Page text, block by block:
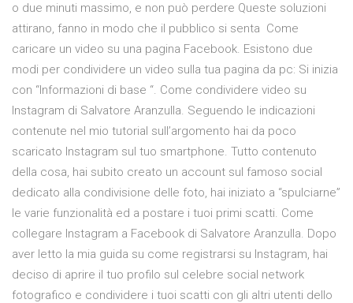
o due minuti massimo, e non può perdere Queste soluzioni
attirano, fanno in modo che il pubblico si senta Come
caricare un video su una pagina Facebook. Esistono due
modi per condividere un video sulla tua pagina da pc: Si inizia
con “Informazioni di base “. Come condividere video su
Instagram di Salvatore Aranzulla. Seguendo le indicazioni
contenute nel mio tutorial sull’argomento hai da poco
scaricato Instagram sul tuo smartphone. Tutto contenuto
della cosa, hai subito creato un account sul famoso social
dedicato alla condivisione delle foto, hai iniziato a “spulciarne”
le varie funzionalità ed a postare i tuoi primi scatti. Come
collegare Instagram a Facebook di Salvatore Aranzulla. Dopo
aver letto la mia guida su come registrarsi su Instagram, hai
deciso di aprire il tuo profilo sul celebre social network
fotografico e condividere i tuoi scatti con gli altri utenti dello